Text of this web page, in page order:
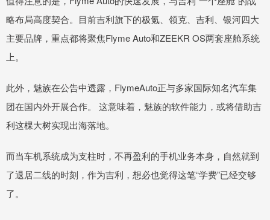
略布局高度契合。目前吉利旗下的极氪、领克、吉利、银河四大
主要品牌，重点都将聚焦Flyme Auto和ZEEKR OS两套座舱系统
上。
此外，魅族在公告中透露，FlymeAuto正与多家国际知名汽车集
团在国内外开展合作。 这意味着，魅族的软件能力，或将借助吉
利这棵大树实现出海落地。
而当车机系统成为支柱时，不再盈利的手机业务本身，自然就到
了退居二线的时刻，作为吉利，想必也觉得这笔“学费”已经交够
了。